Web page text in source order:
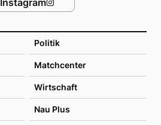
Politik
Matchcenter
Wirtschaft
Nau Plus